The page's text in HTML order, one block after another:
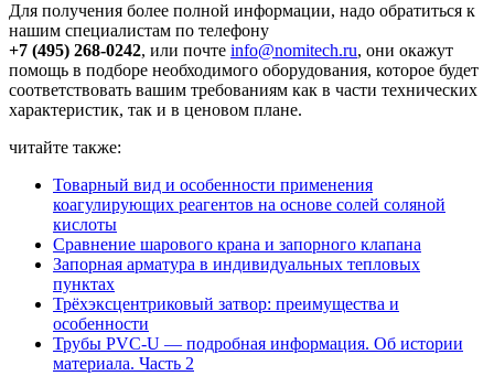
Для получения более полной информации, надо обратиться к
нашим специалистам по телефону
+7 (495) 268-0242, или почте info@nomitech.ru, они окажут
помощь в подборе необходимого оборудования, которое будет
соответствовать вашим требованиям как в части технических
характеристик, так и в ценовом плане.
читайте также:
Товарный вид и особенности применения
коагулирующих реагентов на основе солей соляной
кислоты
Сравнение шарового крана и запорного клапана
Запорная арматура в индивидуальных тепловых
пунктах
Трёхэксцентриковый затвор: преимущества и
особенности
Трубы PVC-U — подробная информация. Об истории
материала. Часть 2